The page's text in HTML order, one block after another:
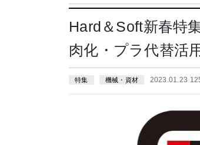
Hard＆Soft新春特
肉化・プラ代替活
特集 機械・資材 2023.01.23